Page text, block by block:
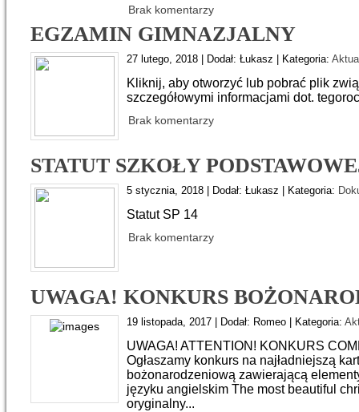
Brak komentarzy
EGZAMIN GIMNAZJALNY
27 lutego, 2018 | Dodał: Łukasz | Kategoria:
Kliknij, aby otworzyć lub pobrać plik
szczegółowymi informacjami dot.
Brak komentarzy
STATUT SZKOŁY
5 stycznia, 2018 | Dodał: Łukasz | Kategoria:
Statut SP 14
Brak komentarzy
UWAGA! KONKURS
19 listopada, 2017 | Dodał: Romeo | Kategoria:
UWAGA! ATTENTION! KONKURS
Ogłaszamy konkurs na najładniejszą
bożonarodzeniową zawierającą
języku angielskim The most beautiful
oryginalny...